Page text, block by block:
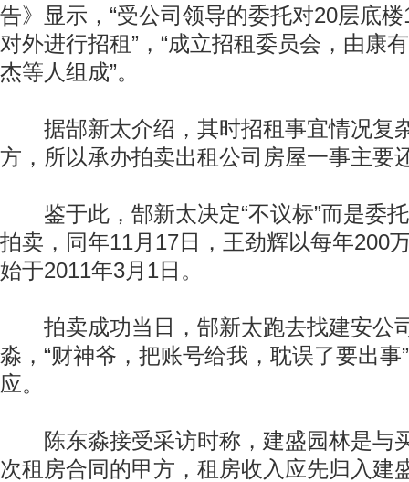
告》显示，“受公司领导的委托对20层底
对外进行招租”，“成立招租委员会，由康
杰等人组成”。
据郜新太介绍，其时招租事宜情况复
方，所以承办拍卖出租公司房屋一事主要
鉴于此，郜新太决定“不议标”而是委
拍卖，同年11月17日，王劲辉以每年200
始于2011年3月1日。
拍卖成功当日，郜新太跑去找建安公
淼，“财神爷，把账号给我，耽误了要出事
应。
陈东淼接受采访时称，建盛园林是与
次租房合同的甲方，租房收入应先归入建